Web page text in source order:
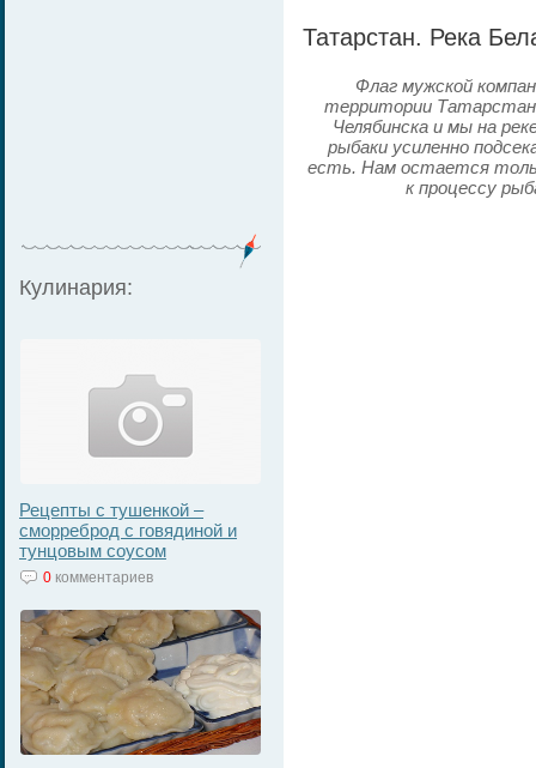
Кулинария:
Рецепты с тушенкой –
сморреброд с говядиной и
тунцовым соусом
0 комментариев
Татарстан. Река
Флаг мужской
территории
Челябинска и мы на
рыбаки усиленно
есть. Нам остается
к процессу